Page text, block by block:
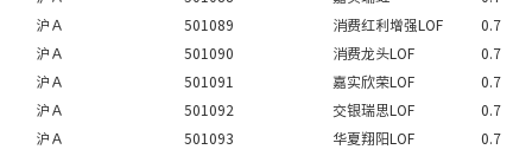
沪Ａ
501089 消费红利增强LOF
0.7
沪Ａ
501090 消费龙头LOF
0.7
沪Ａ
501091 嘉实欣荣LOF
0.7
沪Ａ
501092 交银瑞思LOF
0.7
沪Ａ
501093 华夏翔阳LOF
0.7